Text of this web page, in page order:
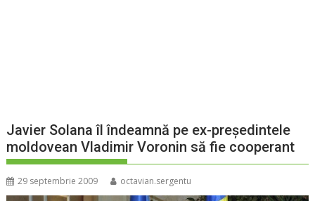
Javier Solana îl îndeamnă pe ex-preşedintele
moldovean Vladimir Voronin să fie cooperant
29 septembrie 2009 octavian.sergentu